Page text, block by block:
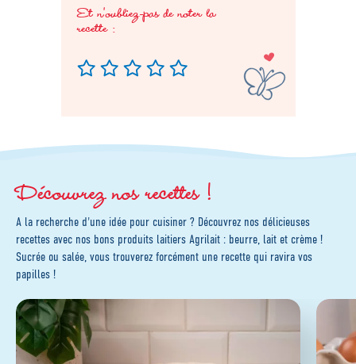
Et n'oubliez-pas de noter la
recette :
Découvrez nos recettes !
A la recherche d'une idée pour cuisiner ? Découvrez nos délicieuses
recettes avec nos bons produits laitiers Agrilait : beurre, lait et crème !
Sucrée ou salée, vous trouverez forcément une recette qui ravira vos
papilles !